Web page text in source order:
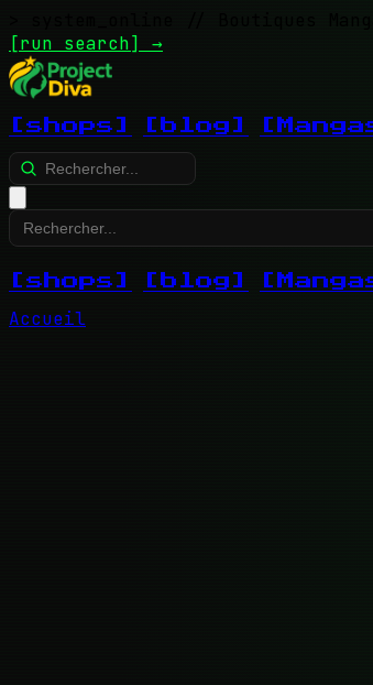
// Boutiques
[run search] →
[shops] [blog]
[shops] [blog]
Accueil